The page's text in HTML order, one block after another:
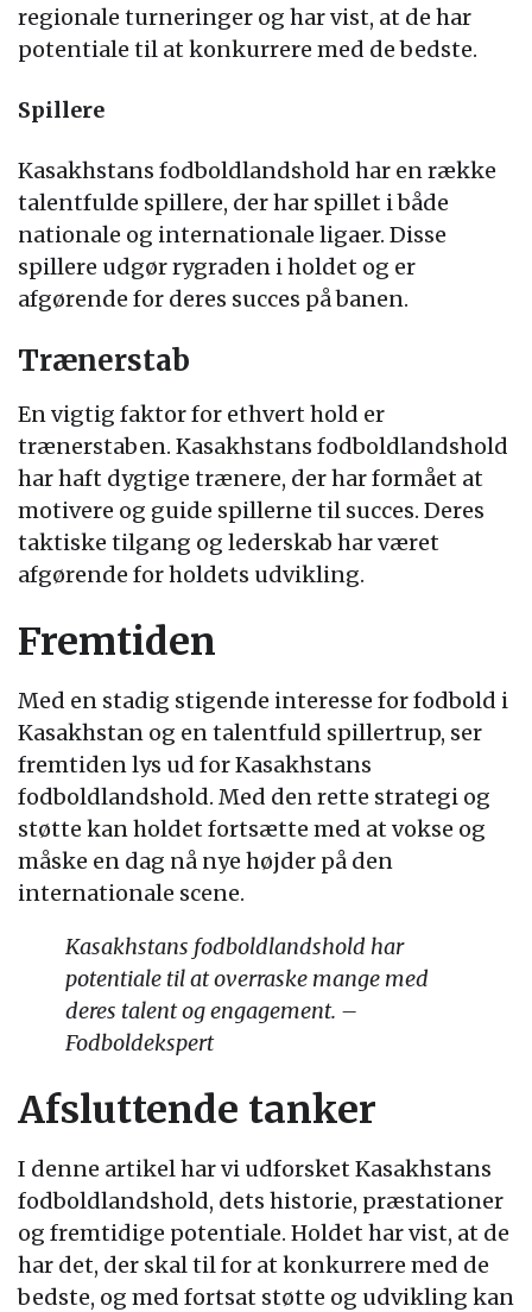
regionale turneringer og har vist, at de har
potentiale til at konkurrere med de bedste.
Spillere
Kasakhstans fodboldlandshold har en række
talentfulde spillere, der har spillet i både
nationale og internationale ligaer. Disse
spillere udgør rygraden i holdet og er
afgørende for deres succes på banen.
Trænerstab
En vigtig faktor for ethvert hold er
trænerstaben. Kasakhstans fodboldlandshold
har haft dygtige trænere, der har formået at
motivere og guide spillerne til succes. Deres
taktiske tilgang og lederskab har været
afgørende for holdets udvikling.
Fremtiden
Med en stadig stigende interesse for fodbold i
Kasakhstan og en talentfuld spillertrup, ser
fremtiden lys ud for Kasakhstans
fodboldlandshold. Med den rette strategi og
støtte kan holdet fortsætte med at vokse og
måske en dag nå nye højder på den
internationale scene.
Kasakhstans fodboldlandshold har
potentiale til at overraske mange med
deres talent og engagement. –
Fodboldekspert
Afsluttende tanker
I denne artikel har vi udforsket Kasakhstans
fodboldlandshold, dets historie, præstationer
og fremtidige potentiale. Holdet har vist, at de
har det, der skal til for at konkurrere med de
bedste, og med fortsat støtte og udvikling kan